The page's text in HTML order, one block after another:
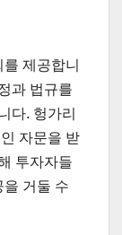
제공합니
과 법규를
다. 헝가리
자문을 받
투자자들
거둘 수